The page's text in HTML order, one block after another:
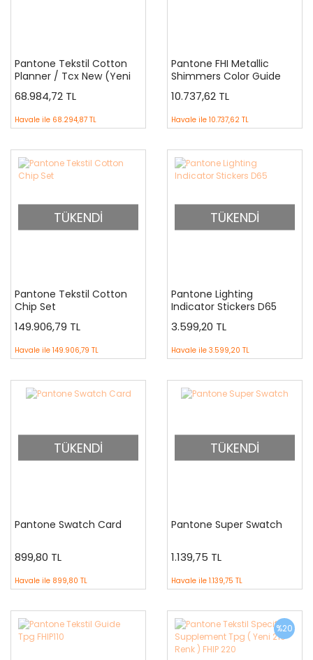
Pantone Tekstil Cotton
Planner / Tcx New (Yeni
Renk İlaveli) FHIC300
68.984,72 TL
Havale ile 68.294,87 TL
Pantone FHI Metallic
Shimmers Color Guide
10.737,62 TL
Havale ile 10.737,62 TL
TÜKENDİ
Pantone Tekstil Cotton
Chip Set
149.906,79 TL
Havale ile 149.906,79 TL
TÜKENDİ
Pantone Lighting
Indicator Stickers D65
3.599,20 TL
Havale ile 3.599,20 TL
TÜKENDİ
Pantone Swatch Card
899,80 TL
Havale ile 899,80 TL
TÜKENDİ
Pantone Super Swatch
1.139,75 TL
Havale ile 1.139,75 TL
%20